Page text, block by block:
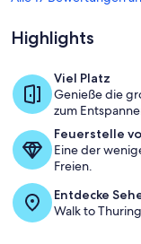
Highlights
Viel Platz
Genieße die
zum
Feuerstelle
Eine der
Freien.
Entdecke
Walk to